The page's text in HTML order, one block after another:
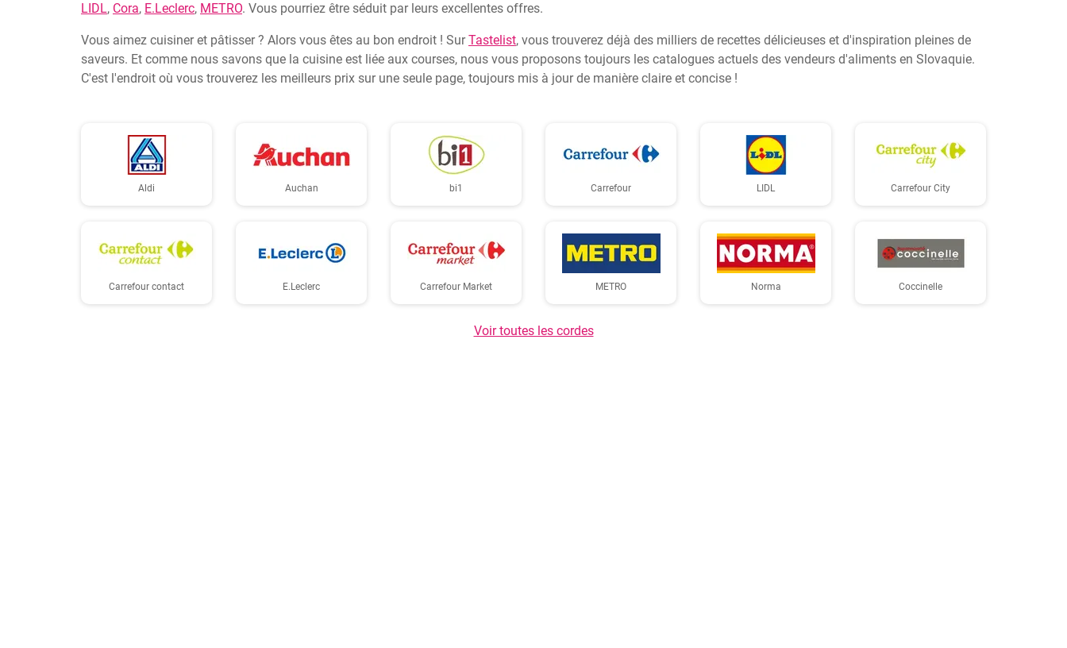
LIDL, Cora, E.Leclerc, METRO. Vous pourriez être séduit par leurs excellentes offres.
Vous aimez cuisiner et pâtisser ? Alors vous êtes au bon endroit ! SurTastelist, vous trouverez déjà des milliers de recettes délicieuses et d'inspiration pleines de
saveurs. Et comme nous savons que la cuisine est liée aux courses, nous vous proposons toujours les catalogues actuels des vendeurs d'aliments en Slovaquie.
C'est l'endroit où vous trouverez les meilleurs prix sur une seule page, toujours mis à jour de manière claire et concise !
Aldi Auchan bi1 Carrefour LIDL Carrefour City
Carrefour contact E.Leclerc Carrefour Market METRO Norma Coccinelle
Voir toutes les cordes